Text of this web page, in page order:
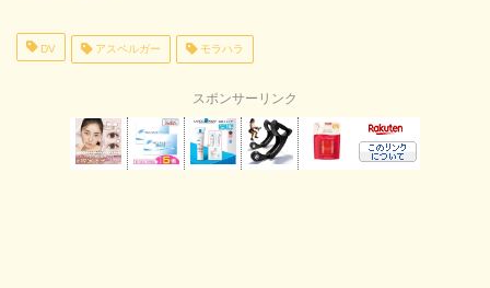
DV アスペルガー モラハラ
スポンサーリンク